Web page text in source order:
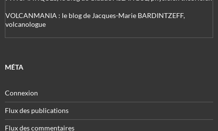
VOLCANMANIA : le blog de Jacques-Marie BARDINTZEFF,
volcanologue
MÉTA
Connexion
Flux des publications
Flux des commentaires